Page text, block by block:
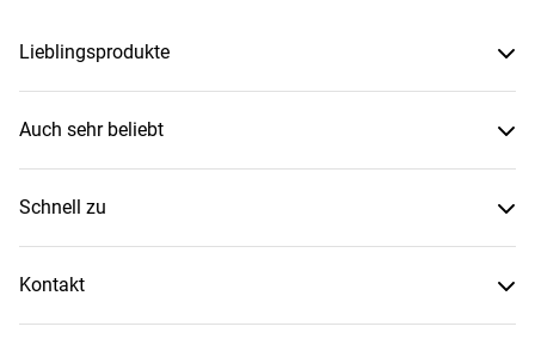
Lieblingsprodukte
Auch sehr beliebt
Schnell zu
Kontakt